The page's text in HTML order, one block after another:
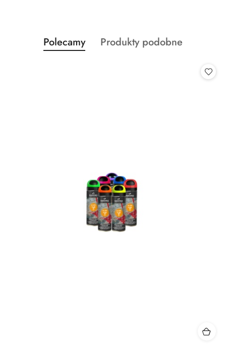
Pomiń karuzelę produktów
Produkty
o
Polecamy
Produkty
Produkty podobne